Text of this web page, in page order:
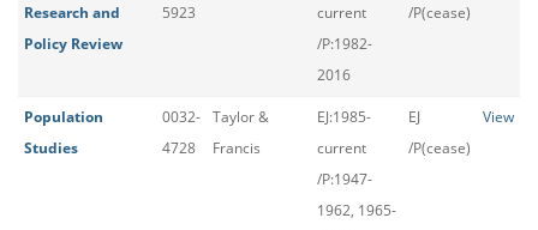
Research and
Policy Review
5923
current
/P:1982-
2016
/P(cease)
Population
Studies
0032-
4728
Taylor &
Francis
EJ:1985-
current
/P:1947-
1962, 1965-
EJ
/P(cease)
View